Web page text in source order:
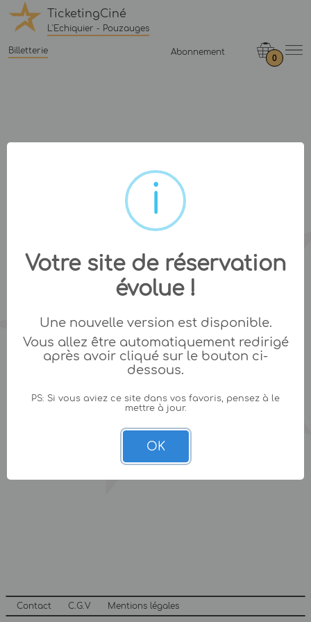
TicketingCiné
L'Echiquier - Pouzauges
Billetterie Abonnement
0
Contact C.G.V Mentions légales
Votre site de réservation
évolue !
Une nouvelle version est disponible.
Vous allez être automatiquement redirigé
après avoir cliqué sur le bouton ci-
dessous.
PS: Si vous aviez ce site dans vos favoris, pensez à le
mettre à jour.
OK